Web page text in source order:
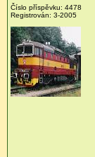
Číslo příspěvku: 4478
Registrován: 3-2005